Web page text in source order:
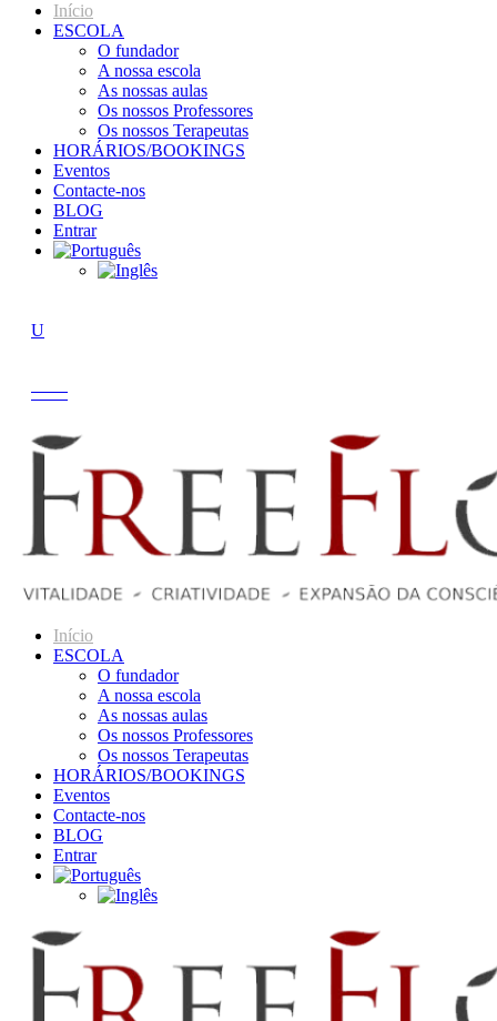
Início
ESCOLA
O fundador
A nossa escola
As nossas aulas
Os nossos Professores
Os nossos Terapeutas
HORÁRIOS/BOOKINGS
Eventos
Contacte-nos
BLOG
Entrar
Início
ESCOLA
O fundador
A nossa escola
As nossas aulas
Os nossos Professores
Os nossos Terapeutas
HORÁRIOS/BOOKINGS
Eventos
Contacte-nos
BLOG
Entrar